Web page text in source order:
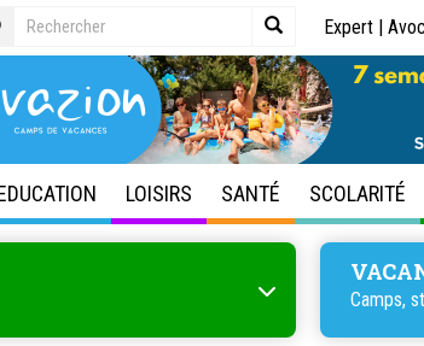
Expert |
LOISIRS SANTÉ SCOLARITÉ
Camps,